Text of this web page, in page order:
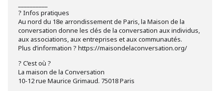
? Infos pratiques
Au nord du 18e arrondissement de Paris, la Maison de la
conversation donne les clés de la conversation aux individus,
aux associations, aux entreprises et aux communautés.
Plus d’information ? https://maisondelaconversation.org/
? C’est où ?
La maison de la Conversation
10-12 rue Maurice Grimaud. 75018 Paris